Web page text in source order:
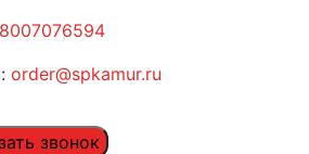
order@spkamur.ru
звонок